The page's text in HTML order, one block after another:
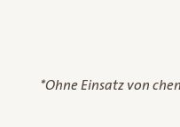
*Ohne Einsatz von